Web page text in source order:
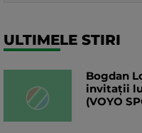
ULTIMELE STIRI
Bogdan
invitații
(VOYO